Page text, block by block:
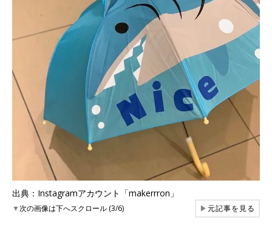
出典：Instagramアカウント「makerrron」
▼次の画像は下へスクロール (3/6) ▶元記事を見る